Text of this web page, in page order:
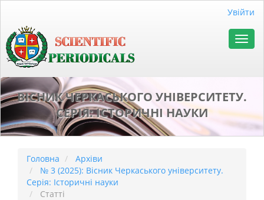
##plugins.themes.bootstrap3.accessible_menu.sidebar##
Увійти
ВІСНИК ЧЕРКАСЬКОГО УНІВЕРСИТЕТУ.
СЕРІЯ: ІСТОРИЧНІ НАУКИ
Головна
Архіви
№ 3 (2025): Вісник Черкаського університету.
Серія: Історичні науки
Статті